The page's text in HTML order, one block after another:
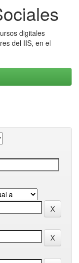
digitales
del IIS, en el